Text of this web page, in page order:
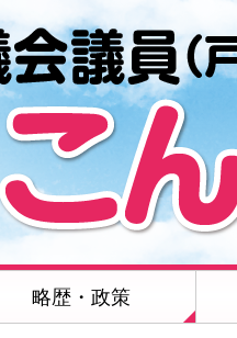
略歴・政策